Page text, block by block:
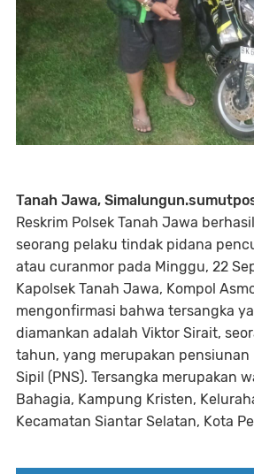
Tanah Jawa,
Reskrim Polsek Tanah Jawa
seorang pelaku tindak pidana
atau curanmor pada Minggu, 22
Kapolsek Tanah Jawa, Kompol
mengonfirmasi bahwa tersangka
diamankan adalah Viktor Sirait,
tahun, yang merupakan pensiunan
Sipil (PNS). Tersangka merupakan
Bahagia, Kampung Kristen,
Kecamatan Siantar Selatan, Kota